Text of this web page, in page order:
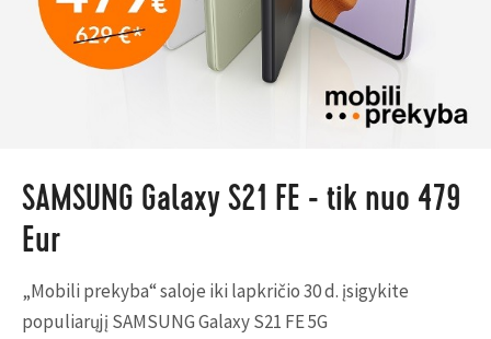
SAMSUNG Galaxy S21 FE - tik nuo 479
Eur
„Mobili prekyba“ saloje iki lapkričio 30 d. įsigykite
populiarųjį SAMSUNG Galaxy S21 FE 5G